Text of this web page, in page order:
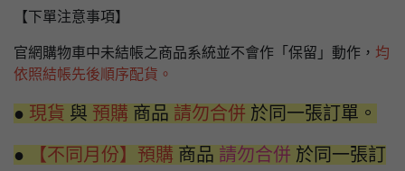
【下單注意事項】
官網購物車中未結帳之商品系統並不會作「保留」動作， 均
依照結帳先後順序配貨。
● 現貨 與 預購 商品 請勿合併 於同一張訂單。
● 【不同月份】預購 商品 請勿合併 於同一張訂